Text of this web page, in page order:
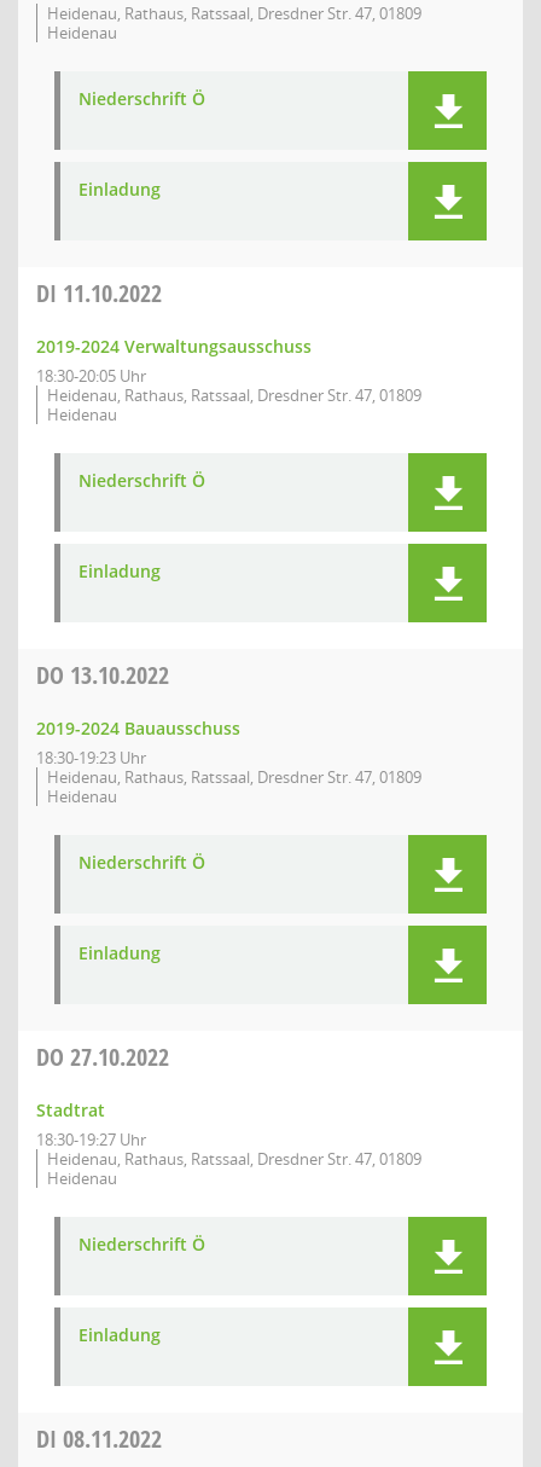
Heidenau, Rathaus, Ratssaal, Dresdner Str. 47, 01809
Heidenau
Niederschrift Ö
Einladung
DI 11.10.2022
2019-2024 Verwaltungsausschuss
18:30-20:05 Uhr
Heidenau, Rathaus, Ratssaal, Dresdner Str. 47, 01809
Heidenau
Niederschrift Ö
Einladung
DO 13.10.2022
2019-2024 Bauausschuss
18:30-19:23 Uhr
Heidenau, Rathaus, Ratssaal, Dresdner Str. 47, 01809
Heidenau
Niederschrift Ö
Einladung
DO 27.10.2022
Stadtrat
18:30-19:27 Uhr
Heidenau, Rathaus, Ratssaal, Dresdner Str. 47, 01809
Heidenau
Niederschrift Ö
Einladung
DI 08.11.2022